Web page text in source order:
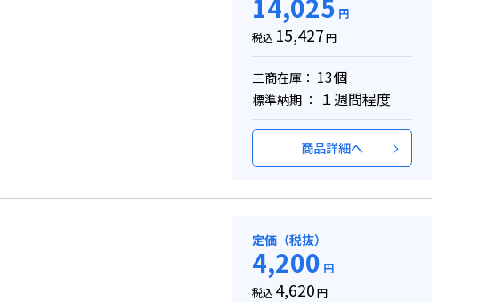
14,025 円
税込 15,427円
三商在庫： 13個
標準納期 ： １週間程度
商品詳細へ
定価（税抜）
4,200 円
税込 4,620円